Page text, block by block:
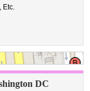
Etc.
DC